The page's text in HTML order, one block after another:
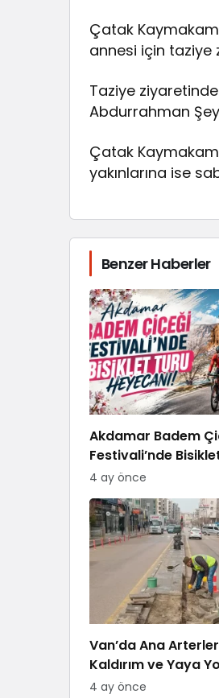
Çatak
annesi için taziye
Taziye
Abdurrahman
Çatak
yakınlarına ise
Benzer Haberler
Akdamar Badem
Festivali’nde
Heyecanı
4 ay önce
Van’da Ana
Kaldırım ve Yaya
Yenileniyor
4 ay önce